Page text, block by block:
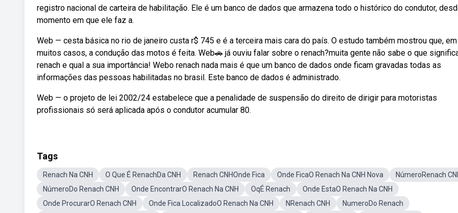
registro nacional de carteira de habilitação. Ele é um banco de dados que armazena todo o histórico do condutor,
momento em que ele faz a.
Web — cesta básica no rio de janeiro custa r$ 745 e é a terceira mais cara do país. O estudo também mostrou que, em
muitos casos, a condução das motos é feita. Web🚗 já ouviu falar sobre o renach?muita gente não sabe o que
renach e qual a sua importância! Webo renach nada mais é que um banco de dados onde ficam gravadas todas as
informações das pessoas habilitadas no brasil. Este banco de dados é administrado.
Web — o projeto de lei 2002/24 estabelece que a penalidade de suspensão do direito de dirigir para motoristas
profissionais só será aplicada após o condutor acumular 80.
Tags
Renach Na CNH O Que É RenachDa CNH Renach CNHOnde Fica Onde FicaO Renach Na CNH Nova
NúmeroRenach
NúmeroDo Renach CNH
Onde EncontrarO Renach Na CNH OqÉ Renach
Onde EstaO Renach Na CNH
Onde ProcurarO Renach CNH
Onde Fica LocalizadoO Renach Na CNH NRenach CNH
NumeroDo Renach